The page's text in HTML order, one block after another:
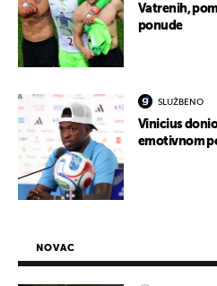
Vatrenih,
ponude
SLUŽBENO
Vinicius
emotivnom
NOVAC